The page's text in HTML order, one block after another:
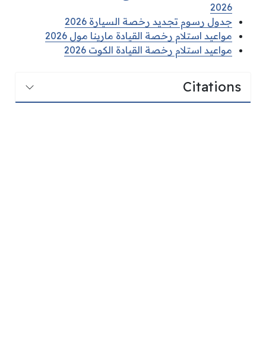
2026
جدول رسوم تجديد رخصة السيارة 2026
مواعيد استلام رخصة القيادة مارينا مول 2026
مواعيد استلام رخصة القيادة الكوت 2026
Citations